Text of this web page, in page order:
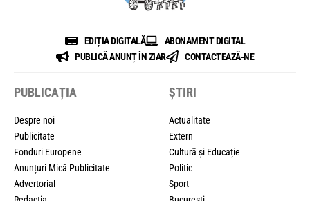
EDIȚIA DIGITALĂ
ABONAMENT DIGITAL
PUBLICĂ ANUNȚ ÎN ZIAR
CONTACTEAZĂ-NE
PUBLICAȚIA
Despre noi
Publicitate
Fonduri Europene
Anunțuri Mică Publicitate
Advertorial
ȘTIRI
Actualitate
Extern
Cultură și Educație
Politic
Sport